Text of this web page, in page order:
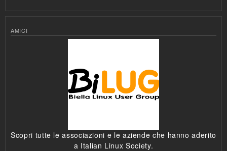
AMICI
Scopri tutte le associazioni e le aziende che hanno aderito
a Italian Linux Society.